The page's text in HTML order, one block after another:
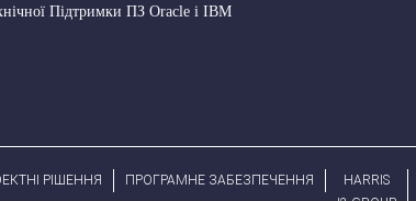
Підтримки ПЗ Oracle і IBM
РІШЕННЯ ПРОГРАМНЕ ЗАБЕЗПЕЧЕННЯ
HARRIS